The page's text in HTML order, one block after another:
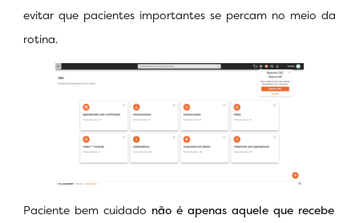
evitar que pacientes importantes se percam no meio da
rotina.
Paciente bem cuidado não é apenas aquele que recebe